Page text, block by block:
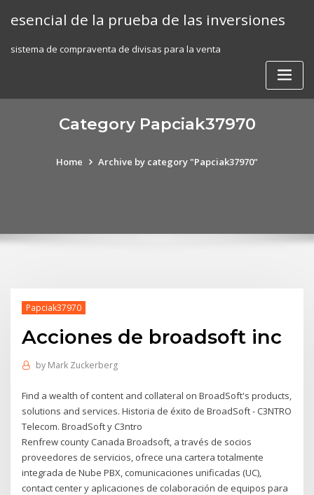
esencial de la prueba de las inversiones
sistema de compraventa de divisas para la venta
Category Papciak37970
Home Archive by category "Papciak37970"
Papciak37970
Acciones de broadsoft inc
by Mark Zuckerberg
Find a wealth of content and collateral on BroadSoft's products,
solutions and services. Historia de éxito de BroadSoft - C3NTRO
Telecom. BroadSoft y C3ntro
Renfrew county Canada Broadsoft, a través de socios
proveedores de servicios, ofrece una cartera totalmente
integrada de Nube PBX, comunicaciones unificadas (UC),
contact center y aplicaciones de colaboración de equipos para